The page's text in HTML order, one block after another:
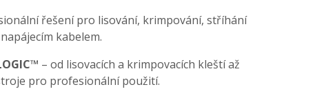
řešení pro lisování, krimpování, stříhání
kabelem.
– od lisovacích a krimpovacích kleští až
pro profesionální použití.